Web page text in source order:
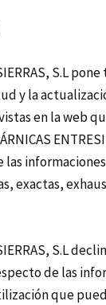
S.L
y la
en la web
las
exactas,
S.L
de las
que